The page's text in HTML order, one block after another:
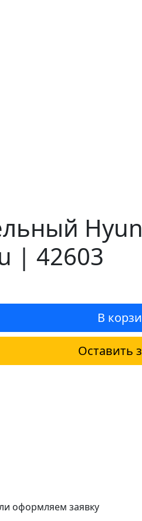
| 42603
В
Оставить
оформляем заявку